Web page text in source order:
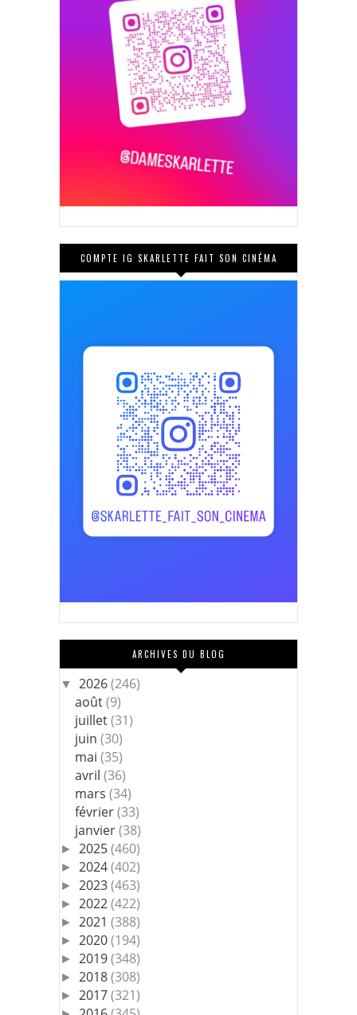
COMPTE IG SKARLETTE FAIT SON CINÉMA
ARCHIVES DU BLOG
▼ 2026(246)
août(9)
juillet(31)
juin(30)
mai(35)
avril(36)
mars(34)
février(33)
janvier(38)
► 2025(460)
► 2024(402)
► 2023(463)
► 2022(422)
► 2021 (388)
► 2020(194)
► 2019(348)
► 2018(308)
► 2017(321)